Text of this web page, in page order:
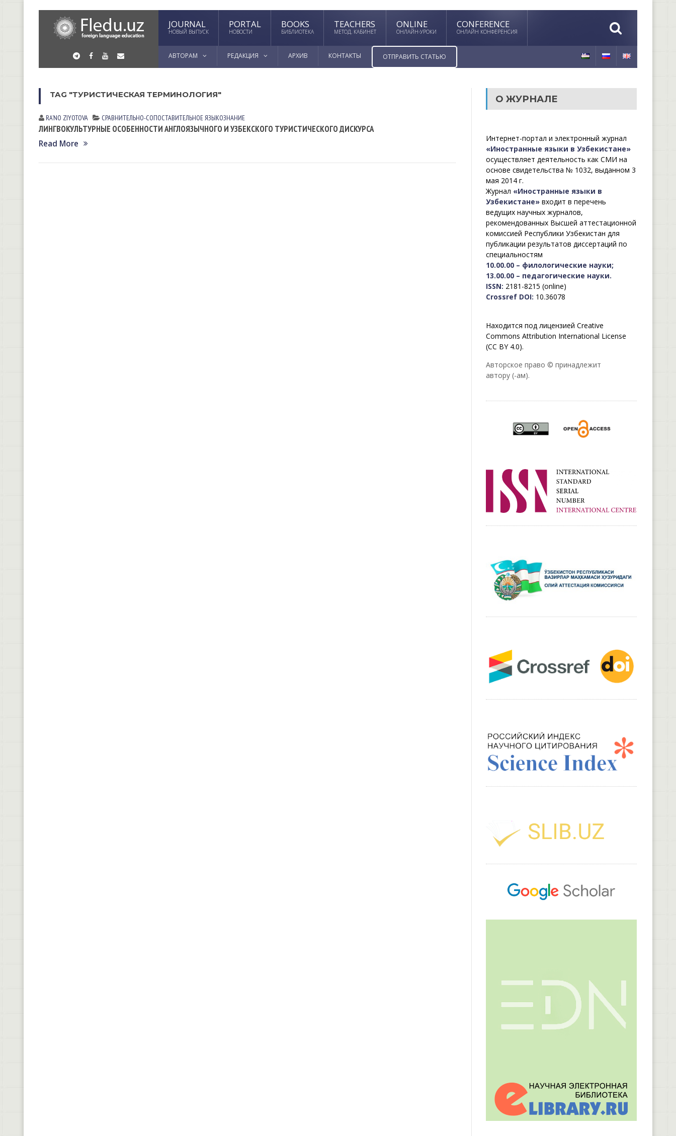
JOURNAL
НОВЫЙ ВЫПУСК
PORTAL
НОВОСТИ
BOOKS
БИБЛИОТЕКА
TEACHERS
МЕТОД. КАБИНЕТ
ONLINE
ОНЛАЙН-УРОКИ
CONFERENCE
ОНЛАЙН КОНФЕРЕНСИЯ
АВТОРАМ РЕДАКЦИЯ АРХИВ КОНТАКТЫ ОТПРАВИТЬ СТАТЬЮ
TAG "ТУРИСТИЧЕСКАЯ ТЕРМИНОЛОГИЯ"
RA’NO ZIYOTOVA СРАВНИТЕЛЬНО-СОПОСТАВИТЕЛЬНОЕ ЯЗЫКОЗНАНИЕ
ЛИНГВОКУЛЬТУРНЫЕ ОСОБЕННОСТИ АНГЛОЯЗЫЧНОГО И УЗБЕКСКОГО ТУРИСТИЧЕСКОГО ДИСКУРСА
Read More
О ЖУРНАЛЕ
Интернет-портал и электронный журнал
«Иностранные языки в Узбекистане»
осуществляет деятельность как СМИ на
основе свидетельства № 1032, выданном 3
мая 2014 г.
Журнал «Иностранные языки в
Узбекистане»входит в перечень
ведущих научных журналов,
рекомендованных Высшей аттестационной
комиссией Республики Узбекистан для
публикации результатов диссертаций по
специальностям
10.00.00 – филологические науки;
13.00.00 – педагогические науки.
ISSN: 2181-8215 (online)
Crossref DOI: 10.36078
Находится под лицензией Creative
Commons Attribution International License
(CC BY 4.0).
Авторское право © принадлежит
автору (-ам).